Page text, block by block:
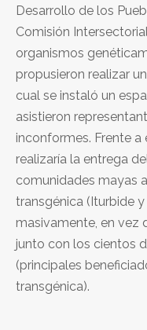
Desarrollo de los
Comisión
organismos
propusieron realizar
cual se instaló un
asistieron
inconformes. Frente
realizaría la entrega
comunidades mayas
transgénica (Iturbide
masivamente, en vez
junto con los cientos
(principales
transgénica).